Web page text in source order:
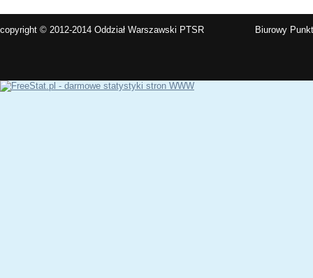
copyright © 2012-2014 Oddział Warszawski PTSR Biurowy